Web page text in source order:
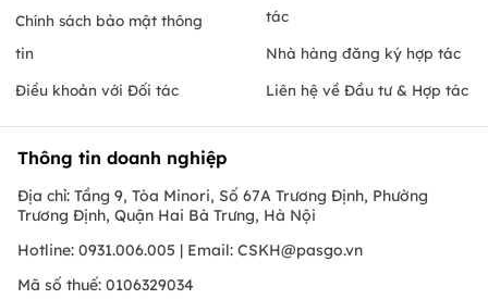
Chính sách bảo mật thông
tin
Điều khoản với Đối tác
tác
Nhà hàng đăng ký hợp tác
Liên hệ về Đầu tư & Hợp tác
Thông tin doanh nghiệp
Địa chỉ: Tầng 9, Tòa Minori, Số 67A Trương Định, Phường
Trương Định, Quận Hai Bà Trưng, Hà Nội
Hotline: 0931.006.005 | Email: CSKH@pasgo.vn
Mã số thuế: 0106329034